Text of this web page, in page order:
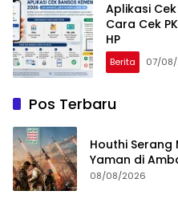
Aplikasi
Cara Cek
HP
Berita 07/
Pos Terbaru
Houthi Serang
Yaman di
08/08/2026